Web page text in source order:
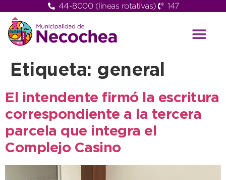
44-8000 (lineas rotativas) 147
Etiqueta: general
El intendente firmó la escritura
correspondiente a la tercera
parcela que integra el
Complejo Casino